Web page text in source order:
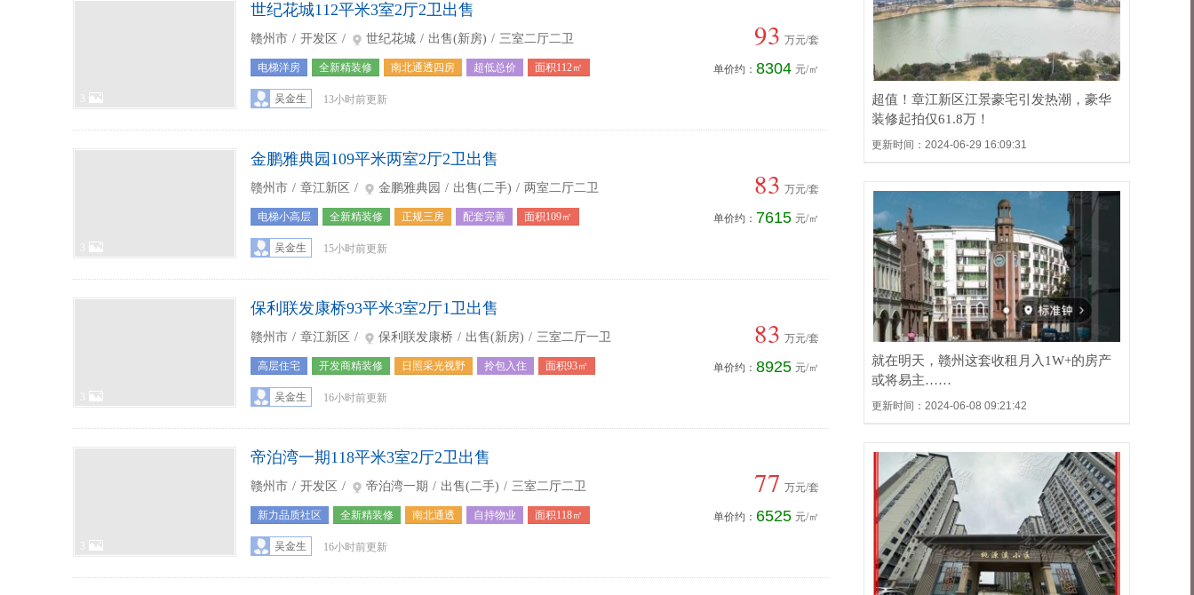
世纪花城112平米3室2厅2卫出售
赣州市 / 开发区 / 世纪花城 / 出售(新房) / 三室二厅二卫
电梯洋房 全新精装修 南北通透四房 超低总价 面积112㎡
吴金生 13小时前更新
93 万元/套
单价约： 8304 元/㎡
金鹏雅典园109平米两室2厅2卫出售
赣州市 / 章江新区 / 金鹏雅典园 / 出售(二手) / 两室二厅二卫
电梯小高层 全新精装修 正规三房 配套完善 面积109㎡
吴金生 15小时前更新
83 万元/套
单价约： 7615 元/㎡
保利联发康桥93平米3室2厅1卫出售
赣州市 / 章江新区 / 保利联发康桥 / 出售(新房) / 三室二厅一卫
高层住宅 开发商精装修 日照采光视野 拎包入住 面积93㎡
吴金生 16小时前更新
83 万元/套
单价约： 8925 元/㎡
帝泊湾一期118平米3室2厅2卫出售
赣州市 / 开发区 / 帝泊湾一期 / 出售(二手) / 三室二厅二卫
新力品质社区 全新精装修 南北通透 自持物业 面积118㎡
吴金生 16小时前更新
77 万元/套
单价约： 6525 元/㎡
超值！章江新区江景豪宅引发热潮，豪华
装修起拍仅61.8万！
更新时间：2024-06-29 16:09:31
就在明天，赣州这套收租月入1W+的房产
或将易主……
更新时间：2024-06-08 09:21:42